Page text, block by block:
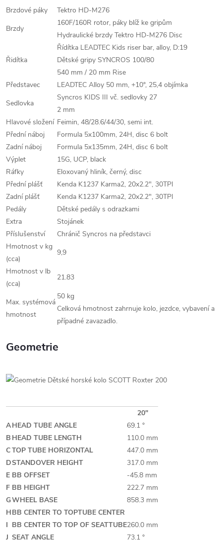
Brzdové páky
Tektro HD-M276
Brzdy
160F/160R rotor, páky blíž ke gripům
Hydraulické brzdy Tektro HD-M276 Disc
Řidítka
Řídítka LEADTEC Kids riser bar, alloy, D:19
Dětské gripy SYNCROS 100/80
540 mm / 20 mm Rise
Představec
LEADTEC Alloy 50 mm, +10°, 25,4 objímka
Sedlovka
Syncros KIDS III vč. sedlovky 27
2 mm
Hlavové složení Feimin, 48/28.6/44/30, semi int.
Přední náboj
Formula 5x100mm, 24H, disc 6 bolt
Zadní náboj
Formula 5x135mm, 24H, disc 6 bolt
Výplet
15G, UCP, black
Ráfky
Eloxovaný hliník, černý, disc
Přední plášť
Kenda K1237 Karma2, 20x2.2", 30TPI
Zadní plášť
Kenda K1237 Karma2, 20x2.2", 30TPI
Pedály
Dětské pedály s odrazkami
Extra
Stojánek
Příslušenství
Chránič Syncros na představci
Hmotnost v kg
(cca)
9,9
Hmotnost v lb
(cca)
21.83
Max. systémová
hmotnost
50 kg
Celková hmotnost zahrnuje kolo, jezdce, vybavení a
případné zavazadlo.
Geometrie
20"
AHEAD TUBE ANGLE
69.1 °
B HEAD TUBE LENGTH
110.0 mm
CTOP TUBE HORIZONTAL
447.0 mm
DSTANDOVER HEIGHT
317.0 mm
E BB OFFSET
-45.8 mm
F BB HEIGHT
222.7 mm
GWHEEL BASE
858.3 mm
HBB CENTER TO TOPTUBE CENTER
I BB CENTER TO TOP OF SEATTUBE260.0 mm
J SEAT ANGLE
73.1 °